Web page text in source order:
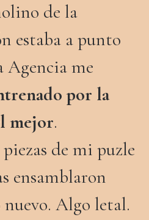
de la
estaba a punto
Agencia me
por la
mejor.
de mi puzle
ensamblaron
Algo letal.